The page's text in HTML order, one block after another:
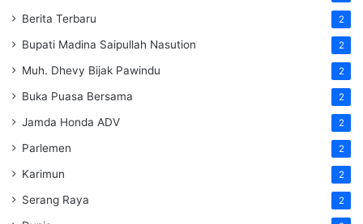
Berita Terbaru 2
Bupati Madina Saipullah Nasution 2
Muh. Dhevy Bijak Pawindu 2
Buka Puasa Bersama 2
Jamda Honda ADV 2
Parlemen 2
Karimun 2
Serang Raya 2